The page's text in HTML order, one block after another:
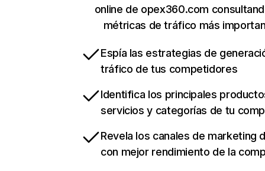
online de opex360.com
métricas de tráfico más
Espía las estrategias de
tráfico de tus competidores
Identifica los principales
servicios y categorías de tu
Revela los canales de marketing
con mejor rendimiento de la